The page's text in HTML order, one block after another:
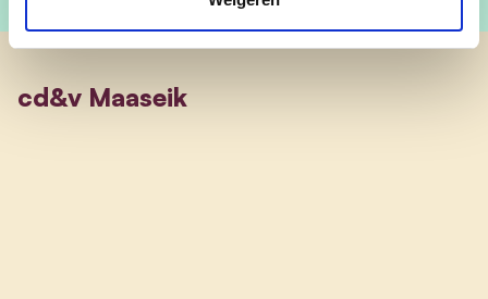
cd&v Maaseik